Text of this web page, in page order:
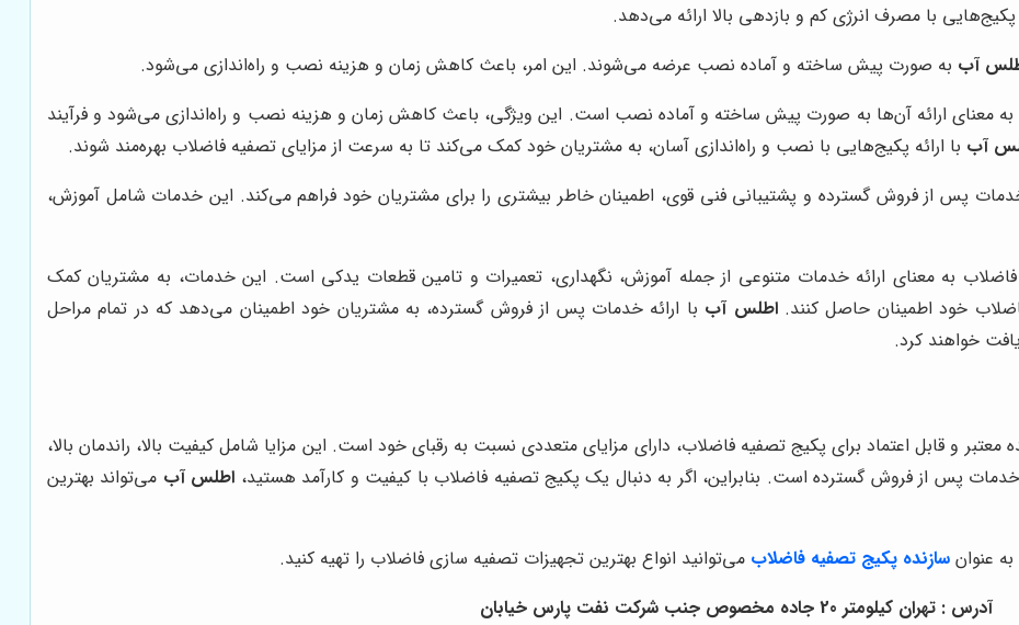
با مصرف انرژی کم و بازدهی بالا ارائه می‌دهد.
آب به صورت پیش ساخته و آماده نصب عرضه می‌شوند. این امر، باعث کاهش زمان و هزینه نصب و راه‌اندازی می‌شود.
معنای ارائه آن‌ها به صورت پیش ساخته و آماده نصب است. این ویژگی، باعث کاهش زمان و هزینه نصب و راه‌اندازی می‌شود و فرآیند
آب با ارائه پکیج‌هایی با نصب و راه‌اندازی آسان، به مشتریان خود کمک می‌کند تا به سرعت از مزایای تصفیه فاضلاب بهره‌مند شوند.
خدمات پس از فروش گسترده و پشتیبانی فنی قوی، اطمینان خاطر بیشتری را برای مشتریان خود فراهم می‌کند. این خدمات شامل آموزش،
به معنای ارائه خدمات متنوعی از جمله آموزش، نگهداری، تعمیرات و تامین قطعات یدکی است. این خدمات، به مشتریان کمک
خود اطمینان حاصل کنند.اطلس آب با ارائه خدمات پس از فروش گسترده، به مشتریان خود اطمینان می‌دهد که در تمام مراحل
خواهند کرد.
معتبر و قابل اعتماد برای پکیج تصفیه فاضلاب، دارای مزایای متعددی نسبت به رقبای خود است. این مزایا شامل کیفیت بالا، راندمان بالا،
پس از فروش گسترده است. بنابراین، اگر به دنبال یک پکیج تصفیه فاضلاب با کیفیت و کارآمد هستید، اطلس آب می‌تواند بهترین
به عنوان سازنده پکیج تصفیه فاضلاب می‌توانید انواع بهترین تجهیزات تصفیه سازی فاضلاب را تهیه کنید.
آدرس : تهران کیلومتر 20 جاده مخصوص جنب شرکت نفت پارس خیابان